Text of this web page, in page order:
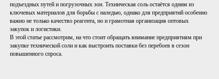
подъездных путей и погрузочных зон. Техническая соль остаётся одним из
ключевых материалов для борьбы с наледью, однако для предприятий особенно
важно не только качество реагента, но и грамотная организация оптовых
закупок и логистики.
В этой статье рассмотрим, на что стоит обращать внимание предприятиям при
закупке технической соли и как выстроить поставки без перебоев в сезон
повышенного спроса.